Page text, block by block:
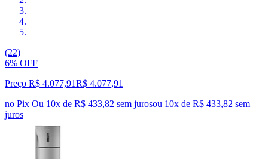
(22)
6% OFF
Preço R$ 4.077,91R$ 4.077,91
no Pix Ou 10x de R$ 433,82 sem jurosou 10x de R$ 433,82 sem
juros